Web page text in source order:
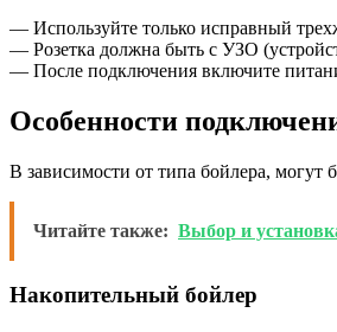
— Используйте только исправный
— Розетка должна быть с УЗО
— После подключения включите
Особенности
В зависимости от типа бойлера,
Читайте также: Выбор и
Накопительный бойлер